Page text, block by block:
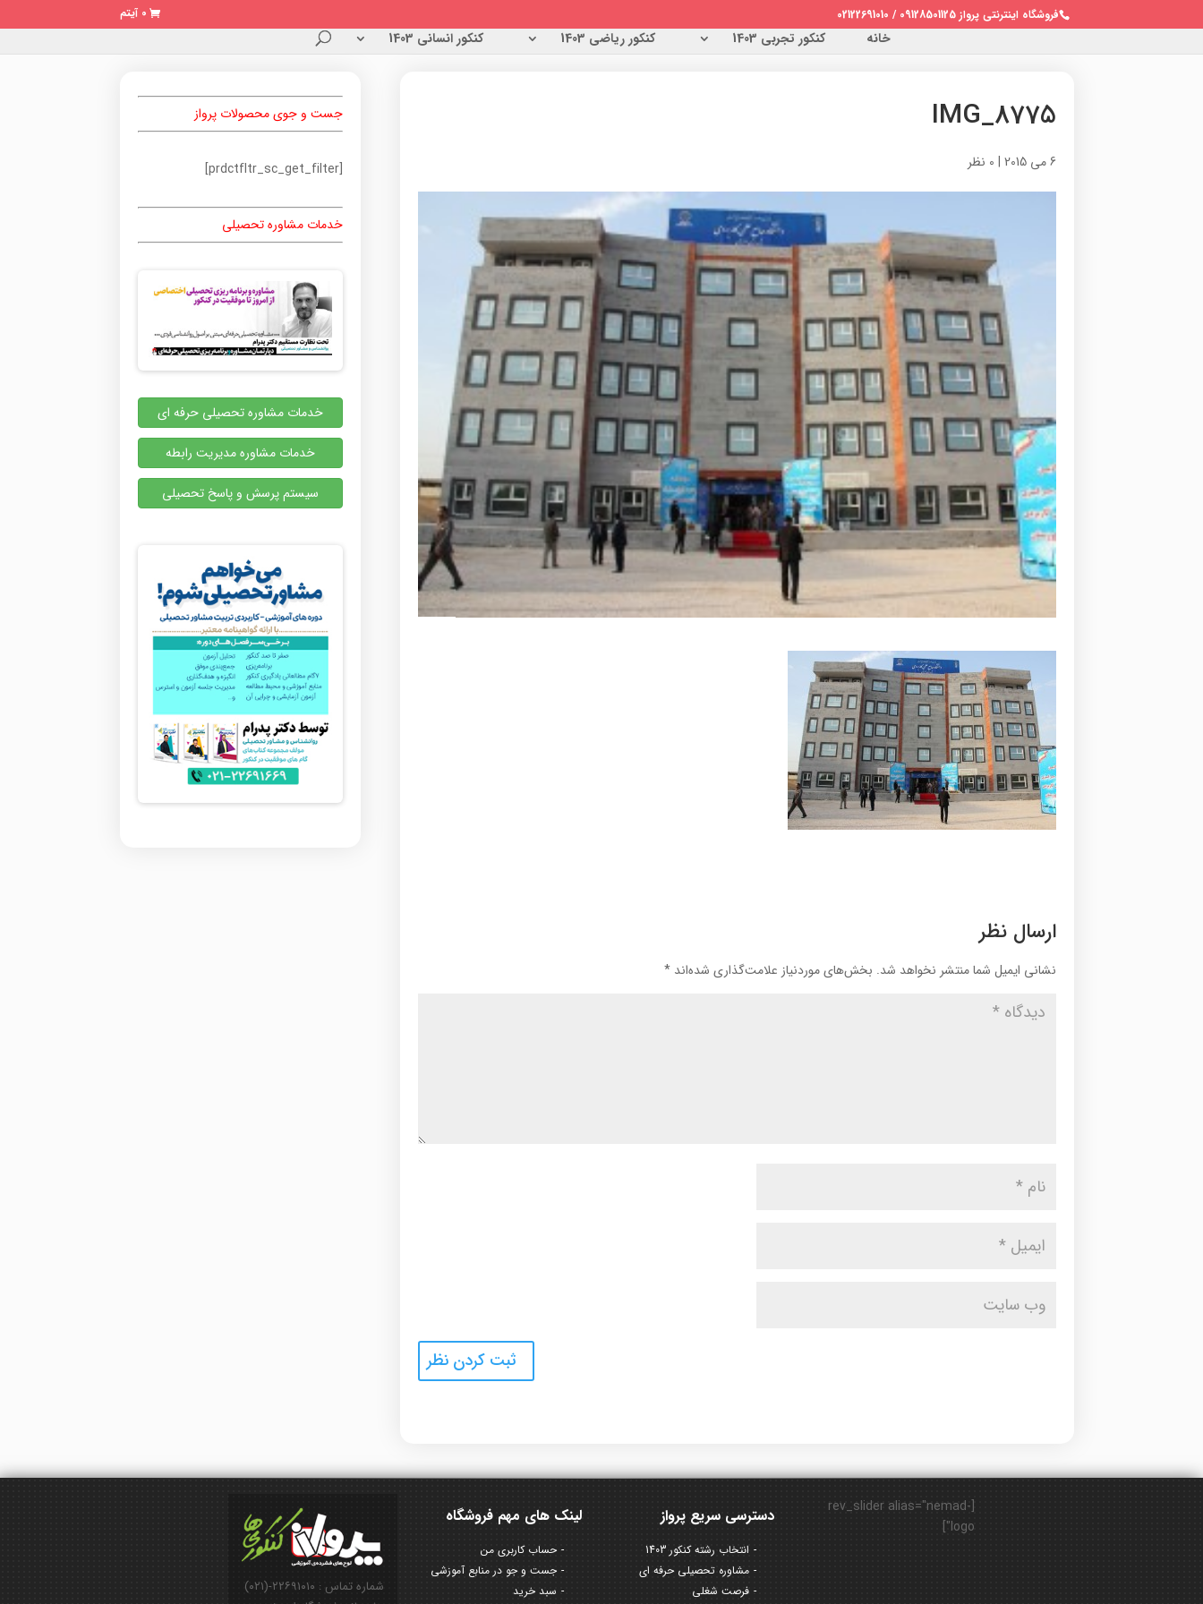
فروشگاه اینترنتی پرواز 09128501125 / 02122691010 0 آیتم
خانه کنکور تجربی 1403 کنکور ریاضی 1403 کنکور انسانی 1403
IMG_8775
6 می 2015 | 0 نظر
ارسال نظر
نشانی ایمیل شما منتشر نخواهد شد. بخش‌های موردنیاز علامت‌گذاری شده‌اند*
جست و جوی محصولات پرواز
[prdctfltr_sc_get_filter]
خدمات مشاوره تحصیلی
خدمات مشاوره تحصیلی حرفه ای
خدمات مشاوره مدیریت رابطه
سیستم پرسش و پاسخ تحصیلی
شماره تماس : ۲۲۶۹۱۰۱۰-(۰۲۱)
لینک های مهم فروشگاه
حساب کاربری من
جست و جو در منابع آموزشی
سبد خرید
دسترسی سریع پرواز
انتخاب رشته کنکور 1403
مشاوره تحصیلی حرفه ای
فرصت شغلی
[rev_slider alias="nemad-
logo"]